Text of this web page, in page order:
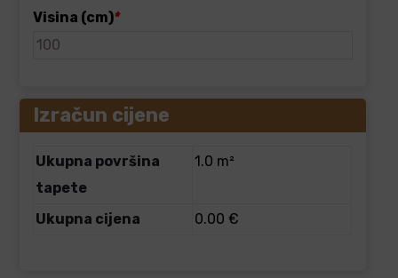
Visina (cm)*
Izračun cijene
Ukupna površina
tapete
1.0 m²
Ukupna cijena 0.00 €